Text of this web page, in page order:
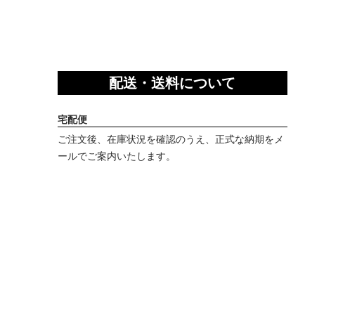
配送・送料について
宅配便
ご注文後、在庫状況を確認のうえ、正式な納期をメ
ールでご案内いたします。